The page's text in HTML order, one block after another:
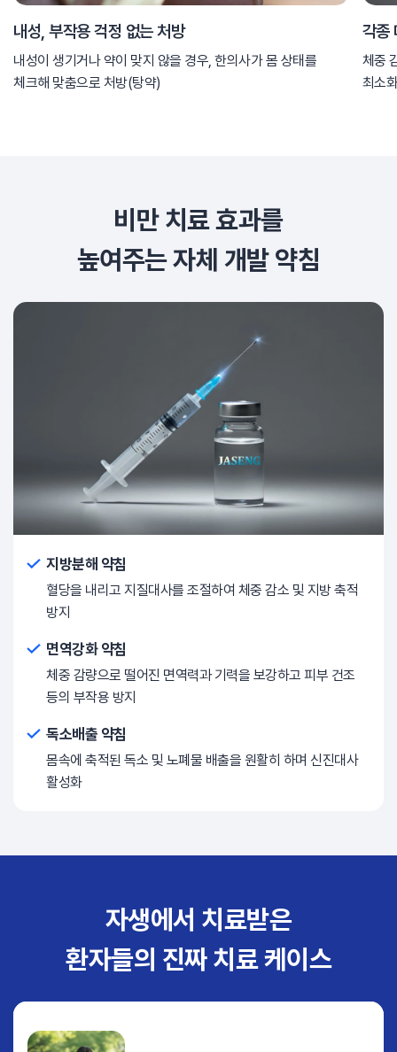
내성, 부작용 걱정 없는 처방
내성이 생기거나 약이 맞지 않을 경우, 한의사가 몸 상태를
체크해 맞춤으로 처방(탕약)
각종
체중
최소
비만 치료 효과를
높여주는 자체 개발 약침
지방분해 약침
혈당을 내리고 지질대사를 조절하여 체중 감소 및 지방 축적
방지
면역강화 약침
체중 감량으로 떨어진 면역력과 기력을 보강하고 피부 건조
등의 부작용 방지
독소배출 약침
몸속에 축적된 독소 및 노폐물 배출을 원활히 하며 신진대사
활성화
자생에서 치료받은
환자들의 진짜 치료 케이스